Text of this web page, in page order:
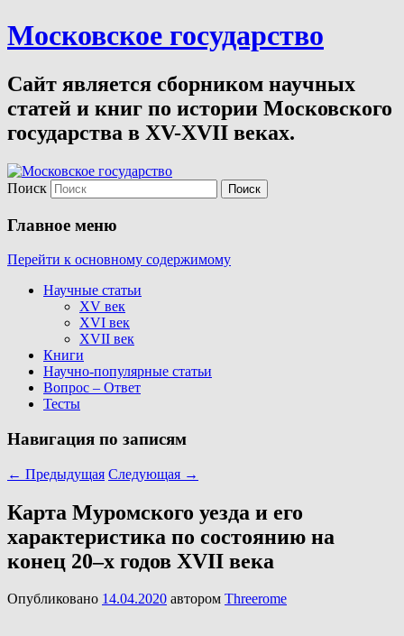
Московское государство
Сайт является сборником научных
статей и книг по истории Московского
государства в XV-XVII веках.
Поиск
Главное меню
Перейти к основному содержимому
Научные статьи
XV век
XVI век
XVII век
Книги
Научно-популярные статьи
Вопрос – Ответ
Тесты
Навигация по записям
← Предыдущая Следующая →
Карта Муромского уезда и его
характеристика по состоянию на
конец 20–х годов XVII века
Опубликовано 14.04.2020 автором Threerome